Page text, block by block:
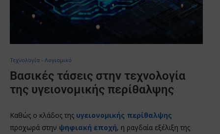
Τεχνολογία - Λογισμικό
Βασικές τάσεις στην τεχνολογία
της υγειονομικής περίθαλψης
Καθώς ο κλάδος της υγειονομικής περίθαλψης
προχωρά στην ψηφιακή εποχή, η ραγδαία εξέλιξη της